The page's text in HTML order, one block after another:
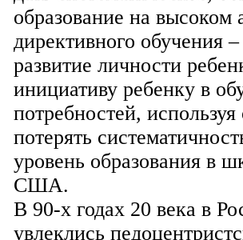
образование на
директивного обучения
развитие личности
инициативу ребенку в
потребностей,
потерять
уровень образования в
США.
В 90-х годах 20 века в
увлеклись